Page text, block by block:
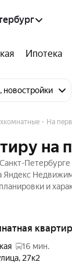
Ипотека
новостройки
На
на
и
16 мин.
, 27к2